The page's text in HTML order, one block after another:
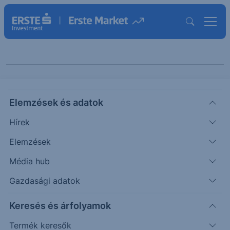
Elemzések és adatok
Hírek
Elemzések
Média hub
Gazdasági adatok
Keresés és árfolyamok
Termék keresők
témában
Erste Fókusz - Emelkedés előtt a
A német államkötvények hozama rövidtávon